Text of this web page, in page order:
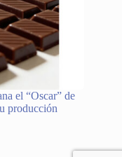
el “Oscar” de
producción